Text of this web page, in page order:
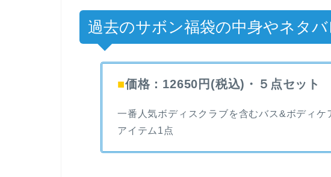
過去のサボン福袋の中身やネタバ
■価格：12650円(税込)・５点セット
一番人気ボディスクラブを含むバス&ボディケ
アイテム1点